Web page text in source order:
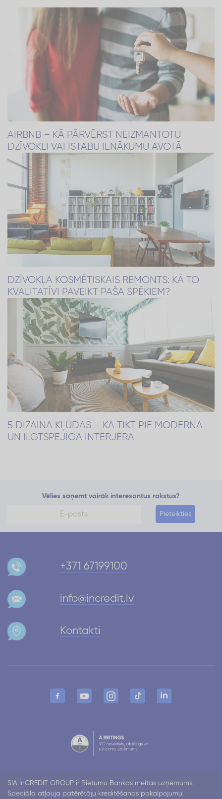
AIRBNB – KĀ PĀRVĒRST NEIZMANTOTU
DZĪVOKLI VAI ISTABU IENĀKUMU AVOTĀ
DZĪVOKĻA KOSMĒTISKAIS REMONTS: KĀ TO
KVALITATĪVI PAVEIKT PAŠA SPĒKIEM?
5 DIZAINA KĻŪDAS – KĀ TIKT PIE MODERNA
UN ILGTSPĒJĪGA INTERJERA
Vēlies saņemt vairāk interesantus rakstus?
Pieteikties
+371 67199100
info@incredit.lv
Kontakti
SIA InCREDIT GROUP ir Rietumu Bankas meitas uzņēmums.
Speciāla atļauja patērētāju kreditēšanas pakalpojumu